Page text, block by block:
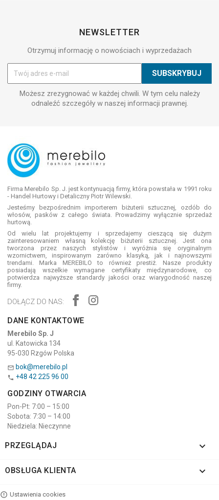
NEWSLETTER
Otrzymuj informację o nowościach i wyprzedażach
Możesz zrezygnować w każdej chwili. W tym celu należy
odnaleźć szczegóły w naszej informacji prawnej.
Firma Merebilo Sp. J. jest kontynuacją firmy, która powstała w 1991 roku
- Handel Hurtowy i Detaliczny Piotr Wilewski.
Jesteśmy bezpośrednim importerem biżuterii sztucznej, ozdób do
włosów, pasków z całego świata. Prowadzimy wyłącznie sprzedaż
hurtową.
Od wielu lat projektujemy i sprzedajemy cieszącą się dużym
zainteresowaniem własną kolekcję biżuterii sztucznej. Jest ona
tworzona przez naszych stylistów i wyróżnia się oryginalnym
wzornictwem, inspirowanym zarówno klasyką, jak i najnowszymi
trendami. Marka MEREBILO to również prestiż. Nasze produkty
posiadają wszelkie wymagane certyfikaty międzynarodowe, co
potwierdza najwyższe standardy jakości oraz wiarygodność naszej
firmy.
DOŁĄCZ DO NAS:
DANE KONTAKTOWE
Merebilo Sp. J
ul. Katowicka 134
95-030 Rzgów Polska
 bok@merebilo.pl
 +48 42 225 96 00
GODZINY OTWARCIA
Pon-Pt: 7:00 – 15:00
Sobota: 7:30 – 14:00
Niedziela: Nieczynne
PRZEGLĄDAJ 
OBSŁUGA KLIENTA 
Ustawienia cookies